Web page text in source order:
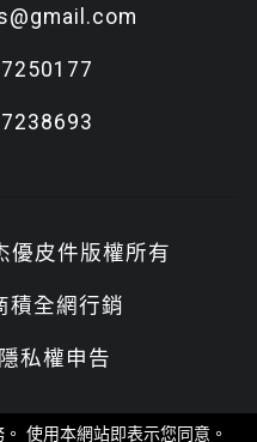
皮件版權所有
積全網行銷
隱私權申告
使用本網站即表示您同意。